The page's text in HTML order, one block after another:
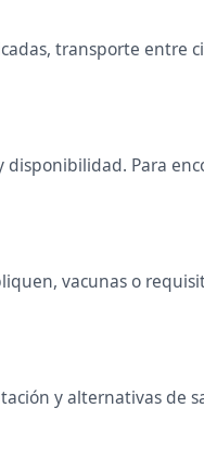
transporte entre
Para
vacunas o
y alternativas de